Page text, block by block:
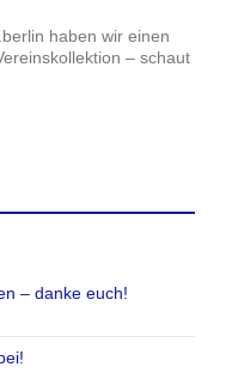
haben wir einen
– schaut
– danke euch!